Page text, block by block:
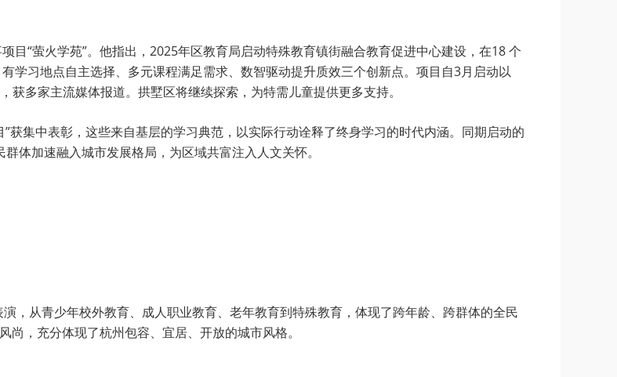
目“萤火学苑”。他指出，2025年区教育局启动特殊教育镇街融合教育促进中心建设，在18 个
学习地点自主选择、多元课程满足需求、数智驱动提升质效三个创新点。项目自3月启动以
多家主流媒体报道。拱墅区将继续探索，为特需儿童提供更多支持。
获集中表彰，这些来自基层的学习典范，以实际行动诠释了终身学习的时代内涵。同期启动的
体加速融入城市发展格局，为区域共富注入人文关怀。
，从青少年校外教育、成人职业教育、老年教育到特殊教育，体现了跨年龄、跨群体的全民
，充分体现了杭州包容、宜居、开放的城市风格。